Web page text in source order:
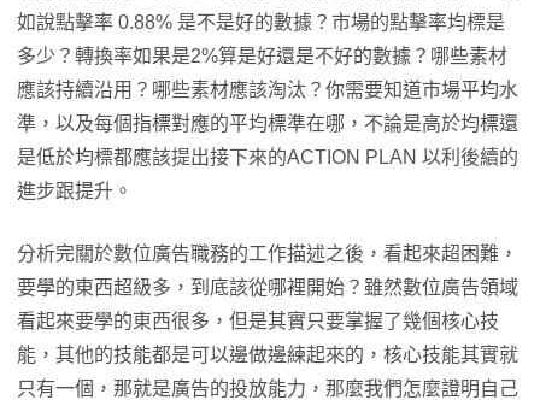
如說點擊率 0.88% 是不是好的數據？市場的點擊率均標是
多少？轉換率如果是2%算是好還是不好的數據？哪些素材
應該持續沿用？哪些素材應該淘汰？你需要知道市場平均水
準，以及每個指標對應的平均標準在哪，不論是高於均標還
是低於均標都應該提出接下來的ACTION PLAN 以利後續的
進步跟提升。
分析完關於數位廣告職務的工作描述之後，看起來超困難，
要學的東西超級多，到底該從哪裡開始？雖然數位廣告領域
看起來要學的東西很多，但是其實只要掌握了幾個核心技
能，其他的技能都是可以邊做邊練起來的，核心技能其實就
只有一個，那就是廣告的投放能力，那麼我們怎麼證明自己